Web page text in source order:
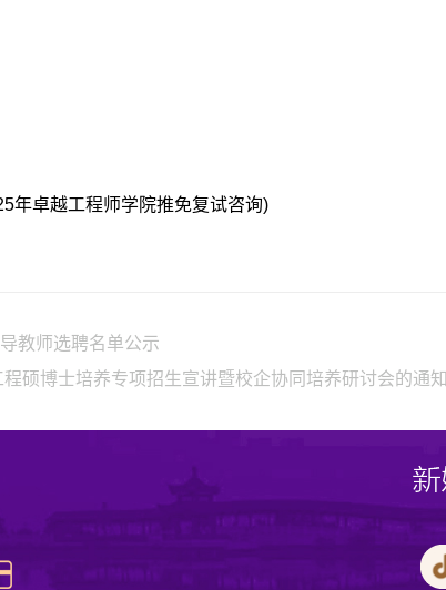
年卓越工程师学院推免复试咨询)
教师选聘名单公示
硕博士培养专项招生宣讲暨校企协同培养研讨会的通知